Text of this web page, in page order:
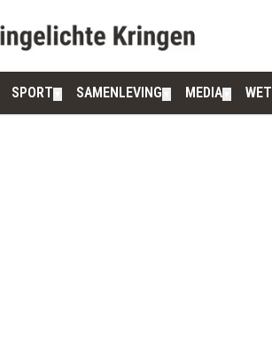
SPORT SAMENLEVING MEDIA